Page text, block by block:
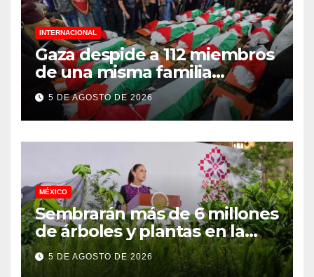
INTERNACIONAL
Gaza despide a 112 miembros
de una misma familia
asesinados durante el
genocidio
5 DE AGOSTO DE 2026
MÉXICO
Sembrarán más de 6 millones
de árboles y plantas en la
Jornada Nacional de
Reforestación 2026
5 DE AGOSTO DE 2026